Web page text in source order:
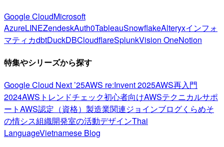
Google CloudMicrosoft
AzureLINEZendeskAuth0TableauSnowflakeAlteryxインフォ
マティカdbtDuckDBCloudflareSplunkVision OneNotion
特集やシリーズから探す
Google Cloud Next ’25AWS re:Invent 2025AWS再入門
2024AWSトレンドチェック初心者向けAWSテクニカルサポ
ートAWS認定（資格） 製造業関連ジョインブログくらめそ
の情シス組織開発室の活動デザインThai
LanguageVietnamese Blog